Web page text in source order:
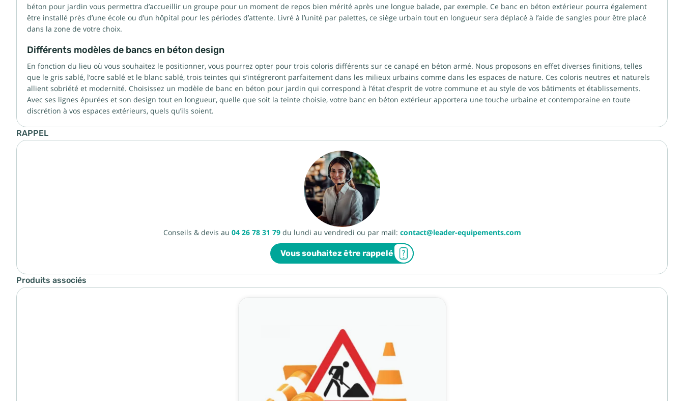
béton pour jardin vous permettra d’accueillir un groupe pour un moment de repos bien mérité après une longue balade, par exemple. Ce banc en béton extérieur pourra également
être installé près d’une école ou d’un hôpital pour les périodes d’attente. Livré à l’unité par palettes, ce siège urbain tout en longueur sera déplacé à l’aide de sangles pour être placé
dans la zone de votre choix.
Différents modèles de bancs en béton design
En fonction du lieu où vous souhaitez le positionner, vous pourrez opter pour trois coloris différents sur ce canapé en béton armé. Nous proposons en effet diverses finitions, telles
que le gris sablé, l’ocre sablé et le blanc sablé, trois teintes qui s’intégreront parfaitement dans les milieux urbains comme dans les espaces de nature. Ces coloris neutres et naturels
allient sobriété et modernité. Choisissez un modèle de banc en béton pour jardin qui correspond à l’état d’esprit de votre commune et au style de vos bâtiments et établissements.
Avec ses lignes épurées et son design tout en longueur, quelle que soit la teinte choisie, votre banc en béton extérieur apportera une touche urbaine et contemporaine en toute
discrétion à vos espaces extérieurs, quels qu’ils soient.
RAPPEL
Conseils & devis au 04 26 78 31 79du lundi au vendredi ou par mail: contact@leader-equipements.com
Vous souhaitez être rappelé
Produits associés